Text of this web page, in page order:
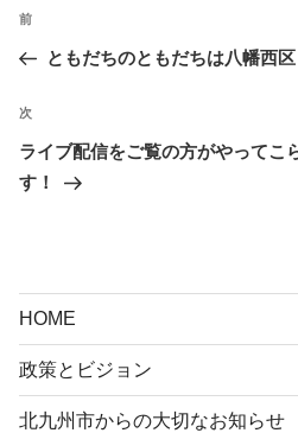
ナ
ビ
ゲ
ー
前
の
稿
前
ともだちのともだちは八幡西区
次
の
投
次
ライブ配信をご覧の方がやってこ
す！
HOME
政策とビジョン
北九州市からの大切なお知らせ